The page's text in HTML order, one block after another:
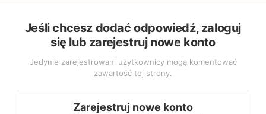
Jeśli chcesz dodać odpowiedź, zaloguj
się lub zarejestruj nowe konto
Jedynie zarejestrowani użytkownicy mogą komentować
zawartość tej strony.
Zarejestruj nowe konto